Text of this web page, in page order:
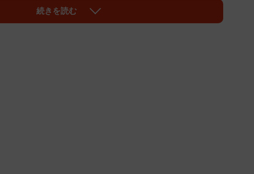
続きを読む